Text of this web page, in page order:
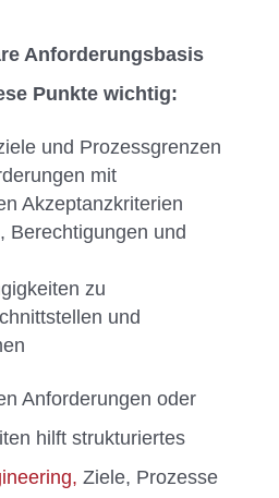
Anforderungsbasis
Punkte wichtig:
und Prozessgrenzen
mit
Akzeptanzkriterien
Berechtigungen und
zu
und
Anforderungen oder
hilft strukturiertes
Ziele, Prozesse